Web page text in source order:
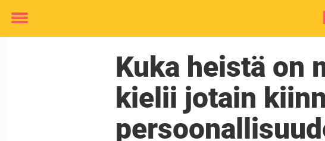
Toggle
Kuka heistä on
kielii jotain